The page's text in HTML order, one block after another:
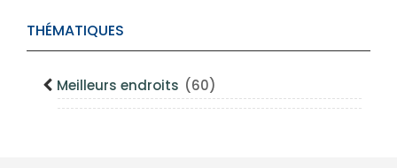
THÉMATIQUES
Meilleurs endroits (60)